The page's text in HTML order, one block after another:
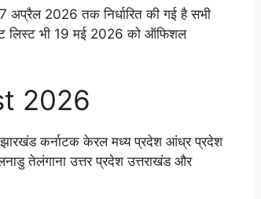
अप्रैल 2026 तक निर्धारित की गई है सभी
लिस्ट भी 19 मई 2026 को ऑफिशल
2026
झारखंड कर्नाटक केरल मध्य प्रदेश आंध्र प्रदेश
तेलंगाना उत्तर प्रदेश उत्तराखंड और